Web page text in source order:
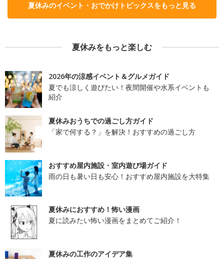
夏休みのイベント・おでかけトピックスをもっと見る
夏休みをもっと楽しむ
2026年の涼感イベント＆グルメガイド
夏でも涼しく遊びたい！夜間開催や水系イベントも
紹介
夏休みおうちでの過ごし方ガイド
「家で何する？」を解決！おすすめの過ごし方
おすすめ屋内施設・室内遊び場ガイド
雨の日も暑い日も安心！おすすめ屋内施設を大特集
夏休みにおすすめ！怖い漫画
夏に読みたい怖い漫画をまとめてご紹介！
夏休みの工作のアイデア集